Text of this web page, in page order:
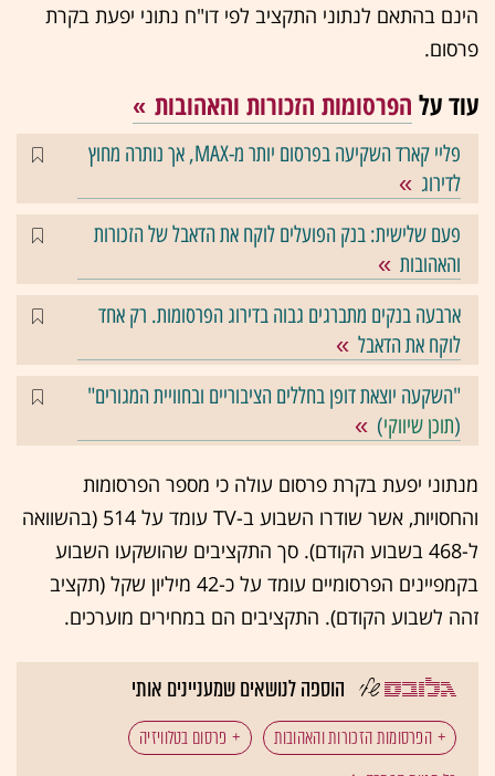
הינם בהתאם לנתוני התקציב לפי דו"ח נתוני יפעת בקרת
פרסום.
עוד על הפרסומות הזכורות והאהובות
פליי קארד השקיעה בפרסום יותר מ-MAX, אך נותרה מחוץ
לדירוג
פעם שלישית: בנק הפועלים לוקח את הדאבל של הזכורות
והאהובות
ארבעה בנקים מתברגים גבוה בדירוג הפרסומות. רק אחד
לוקח את הדאבל
"השקעה יוצאת דופן בחללים הציבוריים ובחוויית המגורים"
(תוכן שיווקי)
מנתוני יפעת בקרת פרסום עולה כי מספר הפרסומות
והחסויות, אשר שודרו השבוע ב-TV עומד על 514 (בהשוואה
ל-468 בשבוע הקודם). סך התקציבים שהושקעו השבוע
בקמפיינים הפרסומיים עומד על כ-42 מיליון שקל (תקציב
זהה לשבוע הקודם). התקציבים הם במחירים מוערכים.
הוספה לנושאים שמעניינים אותי
הפרסומות הזכורות והאהובות
פרסום בטלוויזיה